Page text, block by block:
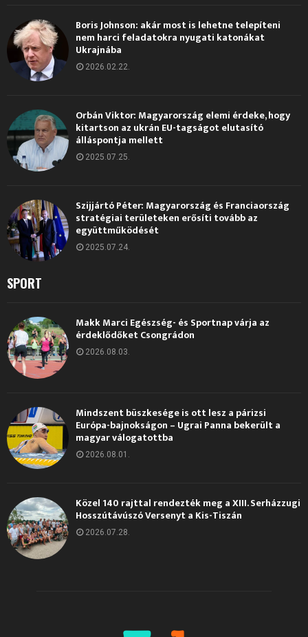
Boris Johnson: akár most is lehetne telepíteni
nem harci feladatokra nyugati katonákat
Ukrajnába
2026.02.22.
Orbán Viktor: Magyarország elemi érdeke, hogy
kitartson az ukrán EU-tagságot elutasító
álláspontja mellett
2025.07.25.
Szijjártó Péter: Magyarország és Franciaország
stratégiai területeken erősíti tovább az
együttműködését
2025.07.24.
SPORT
Makk Marci Egészség- és Sportnap várja az
érdeklődőket Csongrádon
2026.08.03.
Mindszent büszkesége is ott lesz a párizsi
Európa-bajnokságon – Ugrai Panna bekerült a
magyar válogatottba
2026.08.01.
Közel 140 rajttal rendezték meg a XIII. Serházzugi
Hosszútávúszó Versenyt a Kis-Tiszán
2026.07.28.